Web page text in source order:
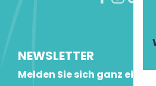
NEWSLETTER
Melden Sie sich ganz